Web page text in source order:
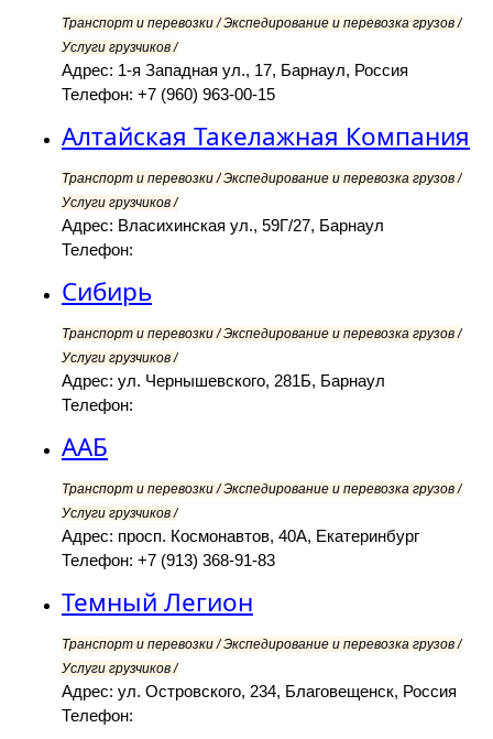
Транспорт и перевозки / Экспедирование и перевозка грузов /
Услуги грузчиков /
Адрес: 1-я Западная ул., 17, Барнаул, Россия
Телефон: +7 (960) 963-00-15
Алтайская Такелажная Компания
Транспорт и перевозки / Экспедирование и перевозка грузов /
Услуги грузчиков /
Адрес: Власихинская ул., 59Г/27, Барнаул
Телефон:
Сибирь
Транспорт и перевозки / Экспедирование и перевозка грузов /
Услуги грузчиков /
Адрес: ул. Чернышевского, 281Б, Барнаул
Телефон:
ААБ
Транспорт и перевозки / Экспедирование и перевозка грузов /
Услуги грузчиков /
Адрес: просп. Космонавтов, 40А, Екатеринбург
Телефон: +7 (913) 368-91-83
Темный Легион
Транспорт и перевозки / Экспедирование и перевозка грузов /
Услуги грузчиков /
Адрес: ул. Островского, 234, Благовещенск, Россия
Телефон: